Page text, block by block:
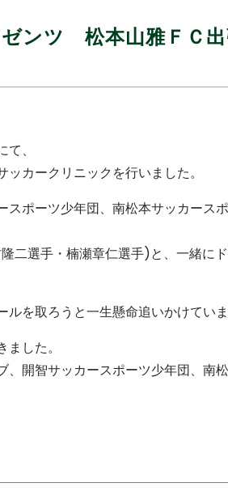
ンツ 松本山雅ＦＣ
、
カークリニックを行いました。
ポーツ少年団、南松本サッカース
二選手・楠瀬章仁選手)と、一緒に
を取ろうと一生懸命追いかけていま
した。
開智サッカースポーツ少年団、南